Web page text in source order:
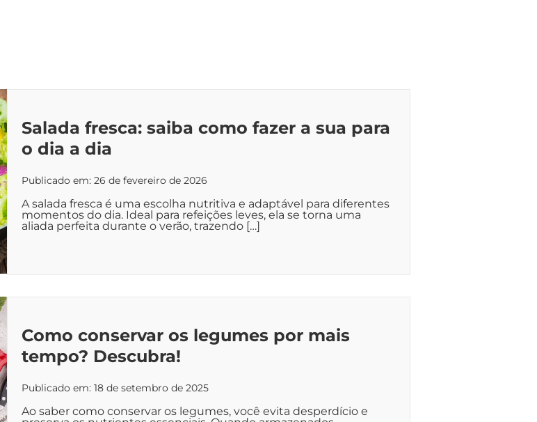
Salada fresca: saiba como fazer a sua para
o dia a dia
Publicado em: 26 de fevereiro de 2026
A salada fresca é uma escolha nutritiva e adaptável para diferentes
momentos do dia. Ideal para refeições leves, ela se torna uma
aliada perfeita durante o verão, trazendo […]
Como conservar os legumes por mais
tempo? Descubra!
Publicado em: 18 de setembro de 2025
Ao saber como conservar os legumes, você evita desperdício e